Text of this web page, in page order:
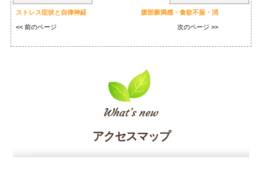
ストレス症状と自律神経
<< 前のページ
腹部膨満感・食欲不振・消
次のページ >>
アクセスマップ